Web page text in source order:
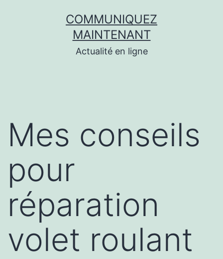
COMMUNIQUEZ
MAINTENANT
Actualité en ligne
Mes conseils
pour
réparation
volet roulant